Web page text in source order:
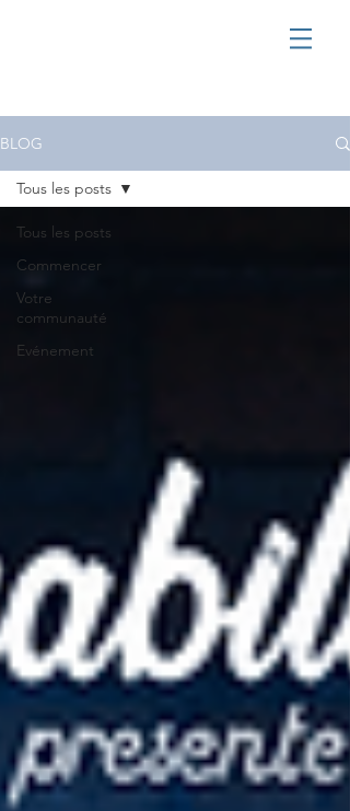
BLOG
Tous les posts
Commencer
Votre
communauté
Evénement
Tous les posts